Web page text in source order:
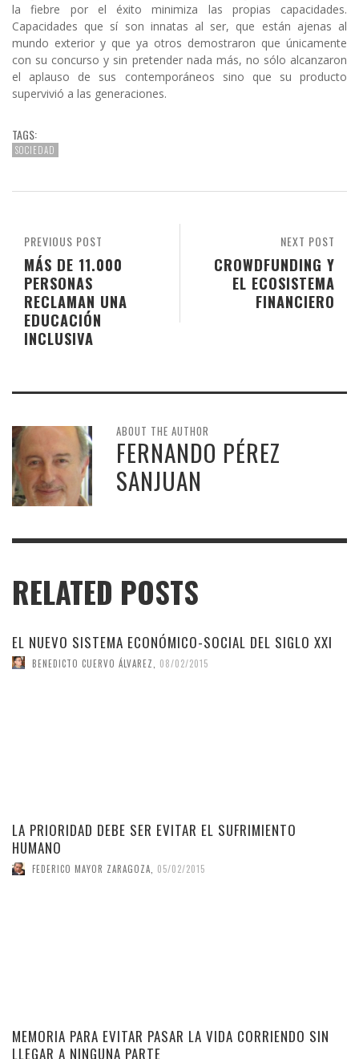
la fiebre por el éxito minimiza las propias capacidades.
Capacidades que sí son innatas al ser, que están ajenas al
mundo exterior y que ya otros demostraron que únicamente
con su concurso y sin pretender nada más, no sólo alcanzaron
el aplauso de sus contemporáneos sino que su producto
supervivió a las generaciones.
TAGS:
SOCIEDAD
NEXT POST
CROWDFUNDING Y
EL ECOSISTEMA
FINANCIERO
PREVIOUS POST
MÁS DE 11.000
PERSONAS
RECLAMAN UNA
EDUCACIÓN
INCLUSIVA
ABOUT THE AUTHOR
FERNANDO PÉREZ
SANJUAN
RELATED POSTS
EL NUEVO SISTEMA ECONÓMICO-SOCIAL DEL SIGLO XXI
BENEDICTO CUERVO ÁLVAREZ 08/02/2015
LA PRIORIDAD DEBE SER EVITAR EL SUFRIMIENTO
HUMANO
FEDERICO MAYOR ZARAGOZA 05/02/2015
MEMORIA PARA EVITAR PASAR LA VIDA CORRIENDO SIN
LLEGAR A NINGUNA PARTE